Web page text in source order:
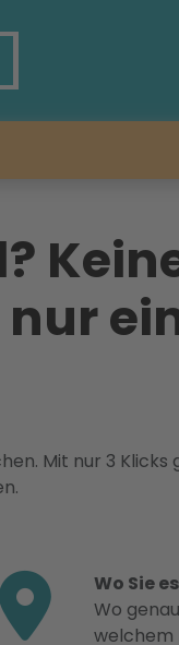
Mit nur 3 Klicks
Wo Sie
Wo
welchem